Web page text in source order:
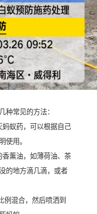
种常见的方法：
蚂蚁药，可以根据自己
使用。
香薰油，如薄荷油、茶
的地方滴几滴，或者
例混合，然后喷洒到